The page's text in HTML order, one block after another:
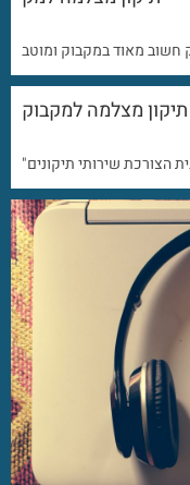
תיקון מצלמה למקבוק